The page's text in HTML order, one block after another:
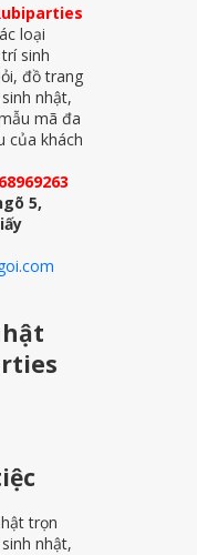
loại
sinh
đồ trang
nhật,
mã đa
của khách
5,
trọn
nhật,